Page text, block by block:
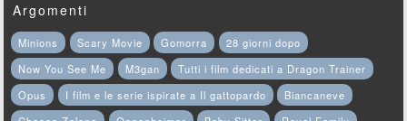
Argomenti
Minions Scary Movie Gomorra
28 giorni dopo
Now You See Me
M3gan
Tutti i film dedicati a Dragon Trainer
Opus
I film e le serie ispirate a Il gattopardo
Biancaneve